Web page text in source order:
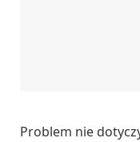
Problem nie